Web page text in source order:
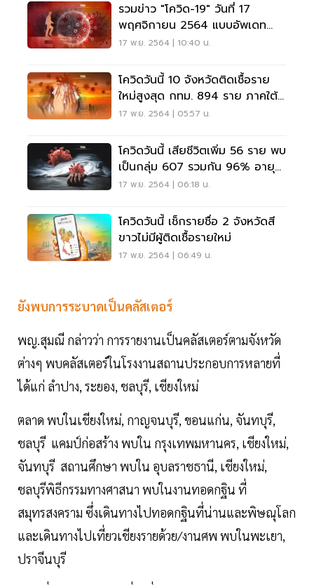
รวมข่าว "โควิด-19" วันที่ 17
พฤศจิกายน 2564 แบบอัพเดท
ล่าสุด
17 พ.ย. 2564 | 10:40 น.
โควิดวันนี้ 10 จังหวัดติดเชื้อราย
ใหม่สูงสุด กทม. 894 ราย ภาคใต้มี
6 จังหวัด
17 พ.ย. 2564 | 05:57 น.
โควิดวันนี้ เสียชีวิตเพิ่ม 56 ราย พบ
เป็นกลุ่ม 607 รวมกัน 96% อายุ
เกิน 60 ปี 41 ราย
17 พ.ย. 2564 | 06:18 น.
โควิดวันนี้ เช็กรายชื่อ 2 จังหวัดสี
ขาวไม่มีผู้ติดเชื้อรายใหม่
17 พ.ย. 2564 | 06:49 น.
ยังพบการระบาดเป็นคลัสเตอร์
พญ.สุมณี กล่าวว่า การรายงานเป็นคลัสเตอร์ตามจังหวัด
ต่างๆ พบคลัสเตอร์ในโรงงานสถานประกอบการหลายที่
ได้แก่ ลำปาง, ระยอง, ชลบุรี, เชียงใหม่
ตลาด พบในเชียงใหม่, กาญจนบุรี, ขอนแก่น, จันทบุรี,
ชลบุรี แคมป์ก่อสร้าง พบใน กรุงเทพมหานคร, เชียงใหม่,
จันทบุรี สถานศึกษา พบใน อุบลราชธานี, เชียงใหม่,
ชลบุรีพิธีกรรมทางศาสนา พบในงานทอดกฐิน ที่
สมุทรสงคราม ซึ่งเดินทางไปทอดกฐินที่น่านและพิษณุโลก
และเดินทางไปเที่ยวเชียงรายด้วย/งานศพ พบในพะเยา,
ปราจีนบุรี